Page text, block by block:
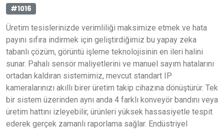
#1016
Üretim tesislerinizde verimliliği maksimize etmek ve hata
payını sıfıra indirmek için geliştirdiğimiz bu yapay zeka
tabanlı çözüm, görüntü işleme teknolojisinin en ileri halini
sunar. Pahalı sensör maliyetlerini ve manuel sayım hatalarını
ortadan kaldıran sistemimiz, mevcut standart IP
kameralarınızı akıllı birer üretim takip cihazına dönüştürür. Tek
bir sistem üzerinden aynı anda 4 farklı konveyör bandını veya
üretim hattını izleyebilir, ürünleri yüksek hassasiyetle tespit
ederek gerçek zamanlı raporlama sağlar. Endüstriyel